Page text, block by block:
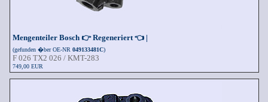
Mengenteiler Bosch 👉 Regeneriert 👈 |
(gefunden �ber OE-NR 049133481C)
F 026 TX2 026 / KMT-283
749,00 EUR